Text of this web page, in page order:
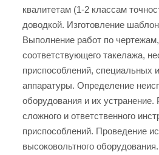
квалитетам (1-2 классам
доводкой. Изготовление
Выполнение работ по
соответствующего такелажа,
приспособлений, специальных
аппаратуры. Определение
оборудования и их устранение.
сложного и ответственного
приспособлений. Проведение
высоковольтного